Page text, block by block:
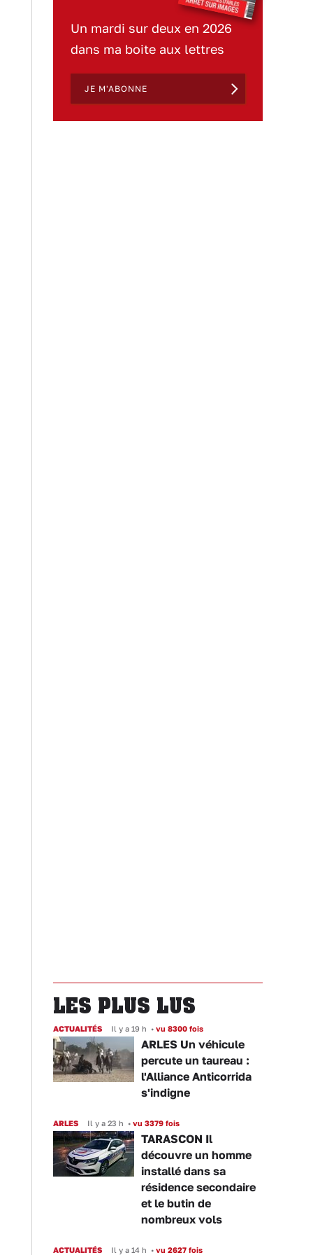
Un mardi sur deux en 2026
dans ma boite aux lettres
JE M'ABONNE
LES PLUS LUS
ACTUALITÉS Il y a 19 h • vu 8300 fois
ARLES Un véhicule
percute un taureau :
l'Alliance Anticorrida
s'indigne
ARLES Il y a 23 h • vu 3379 fois
TARASCON Il
découvre un homme
installé dans sa
résidence secondaire
et le butin de
nombreux vols
ACTUALITÉS Il y a 14 h • vu 2627 fois